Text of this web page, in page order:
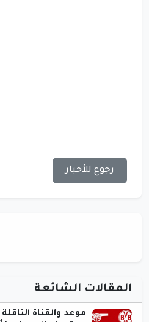
رجوع للأخبار
المقالات الشائعة
موعد والقناة